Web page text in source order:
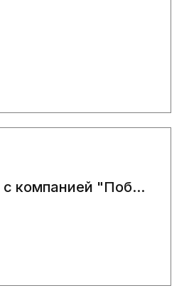
компанией "Поб...